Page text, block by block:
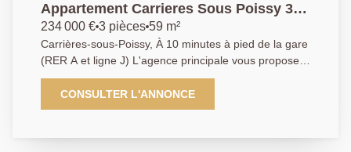
Appartement Carrieres Sous Poissy 3
pièce(s) 59m2
234 000 € 3 pièces 59 m²
Carrières-sous-Poissy, À 10 minutes à pied de la gare
(RER A et ligne J) L'agence principale vous propose
ce bel Appartement 3 pièces de 59 m², situé au 1er
étage d'une copropriété récente de 2017. Il se
compose d'une entrée avec placard, d'une agréable
CONSULTER L'ANNONCE